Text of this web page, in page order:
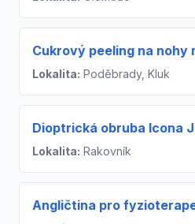
Cukrový peeling na nohy
Lokalita: Poděbrady, Kluk
Dioptrická obruba Icona
Lokalita: Rakovník
Angličtina pro